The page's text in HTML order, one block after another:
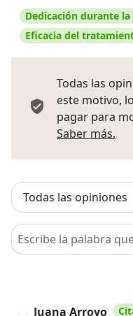
Dedicación durante
Eficacia del
Todas las
este motivo,
pagar para
Saber más.
Busca en opiniones
Juana Arroyo